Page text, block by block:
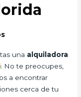
una alquiladora
No te preocupes,
a encontrar
cerca de tu